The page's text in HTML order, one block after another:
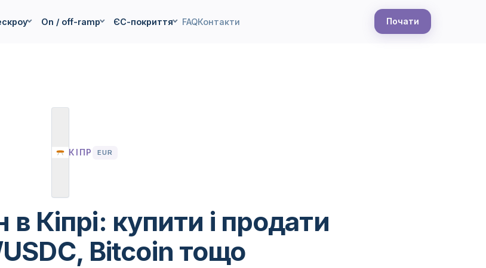
On / off-ramp ЄС-покриття FAQКонтакти Почати
КІПР EUR
Кіпрі: купити і продати
Bitcoin тощо